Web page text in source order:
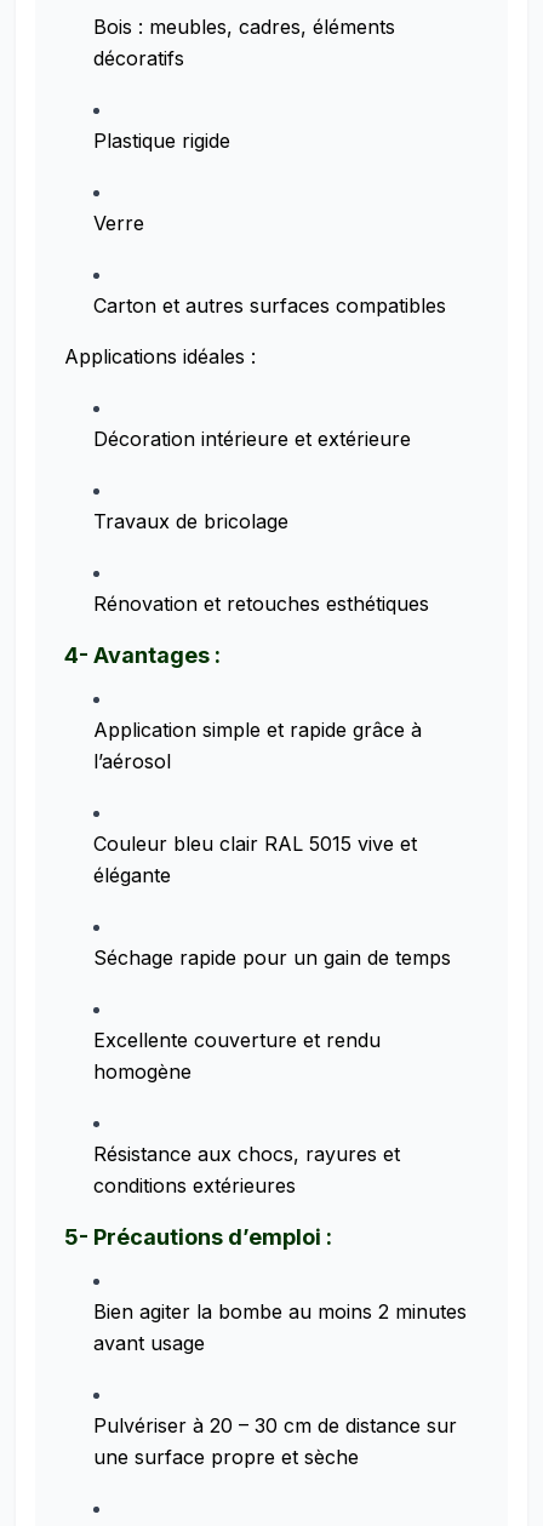
Bois : meubles, cadres, éléments
décoratifs
Plastique rigide
Verre
Carton et autres surfaces compatibles
Applications idéales :
Décoration intérieure et extérieure
Travaux de bricolage
Rénovation et retouches esthétiques
4- Avantages :
Application simple et rapide grâce à
l’aérosol
Couleur bleu clair RAL 5015 vive et
élégante
Séchage rapide pour un gain de temps
Excellente couverture et rendu
homogène
Résistance aux chocs, rayures et
conditions extérieures
5- Précautions d’emploi :
Bien agiter la bombe au moins 2 minutes
avant usage
Pulvériser à 20 – 30 cm de distance sur
une surface propre et sèche